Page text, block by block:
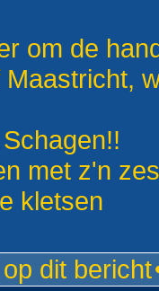
om de
met z'n
kletsen
dit bericht